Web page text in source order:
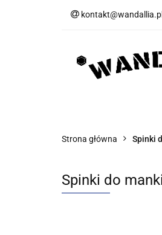
kontakt@wandallia.pl
Strona główna Spinki
Spinki do